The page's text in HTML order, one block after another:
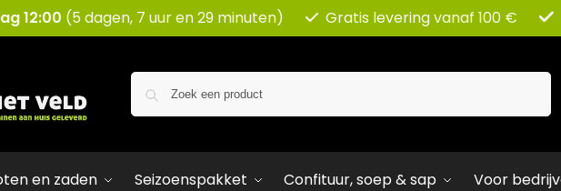
12:00 (5 dagen, 7 uur en 29 minuten) Gratis levering vanaf 100 €
en zaden Seizoenspakket Confituur, soep & sap Voor